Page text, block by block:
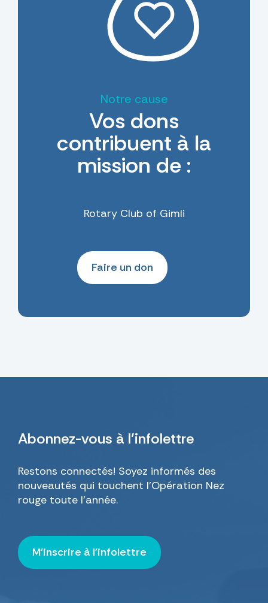
Notre cause
Vos dons
contribuent à la
mission de :
Rotary Club of Gimli
Faire un don
Abonnez-vous à l’infolettre
Restons connectés! Soyez informés des
nouveautés qui touchent l’Opération Nez
rouge toute l’année.
M'inscrire à l'infolettre